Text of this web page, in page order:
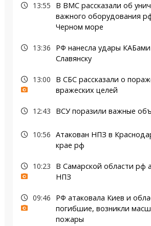
13:55
В ВМС рассказали об
важного оборудования
Черном море
13:36
РФ нанесла удары
Славянску
13:00
В СБС рассказали о
вражеских целей
12:43 ВСУ поразили важные
10:56 Атакован НПЗ в
крае рф
10:23
В Самарской области рф
НПЗ
09:46
РФ атаковала Киев и
погибшие, возникли
пожары